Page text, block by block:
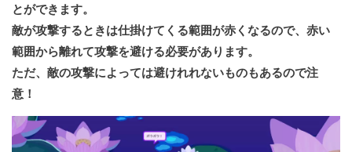
とができます。
敵が攻撃するときは仕掛けてくる範囲が赤くなるので、赤い
範囲から離れて攻撃を避ける必要があります。
ただ、敵の攻撃によっては避けれれないものもあるので注
意！